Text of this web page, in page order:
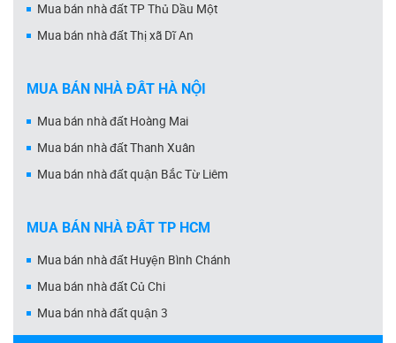
Mua bán nhà đất TP Thủ Dầu Một
Mua bán nhà đất Thị xã Dĩ An
MUA BÁN NHÀ ĐẤT HÀ NỘI
Mua bán nhà đất Hoàng Mai
Mua bán nhà đất Thanh Xuân
Mua bán nhà đất quận Bắc Từ Liêm
MUA BÁN NHÀ ĐẤT TP HCM
Mua bán nhà đất Huyện Bình Chánh
Mua bán nhà đất Củ Chi
Mua bán nhà đất quận 3